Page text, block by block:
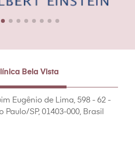
Bela Vista
Eugênio de Lima, 598 - 62 -
Paulo/SP, 01403-000, Brasil